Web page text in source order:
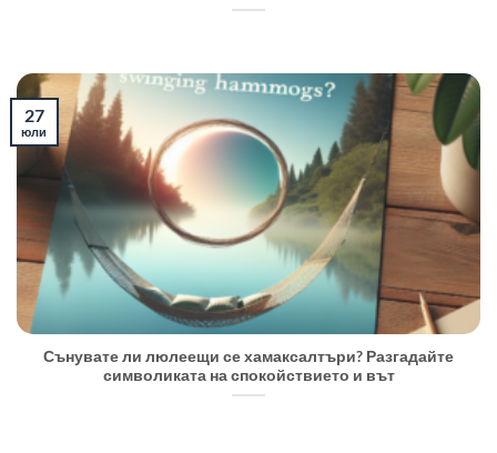
Сънувате ли люлеещи се хамаксалтъри? Разгадайте
символиката на спокойствието и вът
27
юли